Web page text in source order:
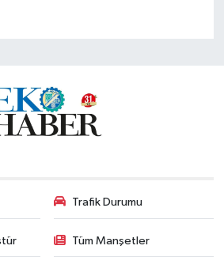
Trafik Durumu
Tüm Manşetler